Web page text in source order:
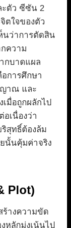
ะตัว ซีซัน 2
ตใจของตัว
นว่าการตัดสิน
ความ
กบาดแผล
การศึกษา
าณ และ
มื่อถูกผลักไป
เนื่องว่า
ริสุทธิ์ต้องล้ม
นั้นคุ้มค่าจริง
Plot)
างความขัด
หลักมุ่งเน้นไป